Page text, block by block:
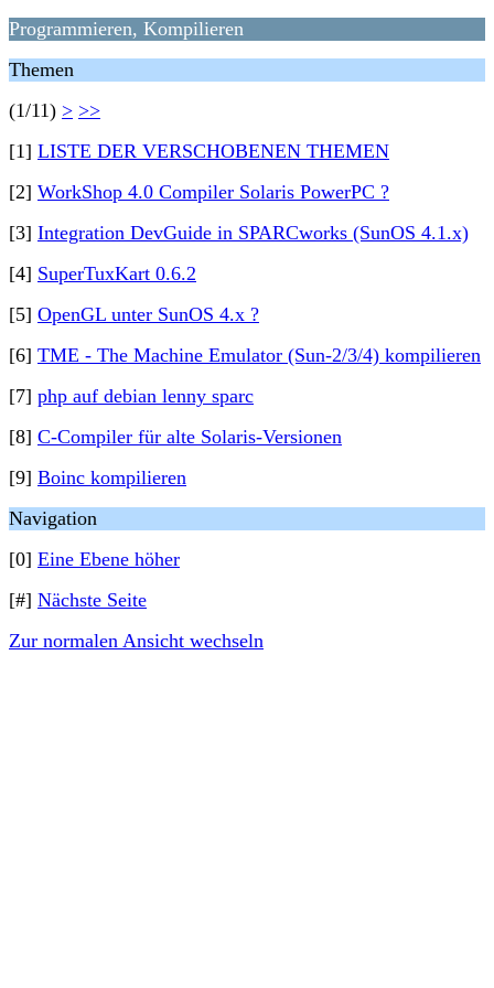
Programmieren, Kompilieren
Themen
(1/11) > >>
[1] LISTE DER VERSCHOBENEN THEMEN
[2] WorkShop 4.0 Compiler Solaris PowerPC ?
[3] Integration DevGuide in SPARCworks (SunOS 4.1.x)
[4] SuperTuxKart 0.6.2
[5] OpenGL unter SunOS 4.x ?
[6] TME - The Machine Emulator (Sun-2/3/4) kompilieren
[7] php auf debian lenny sparc
[8] C-Compiler für alte Solaris-Versionen
[9] Boinc kompilieren
Navigation
[0] Eine Ebene höher
[#] Nächste Seite
Zur normalen Ansicht wechseln